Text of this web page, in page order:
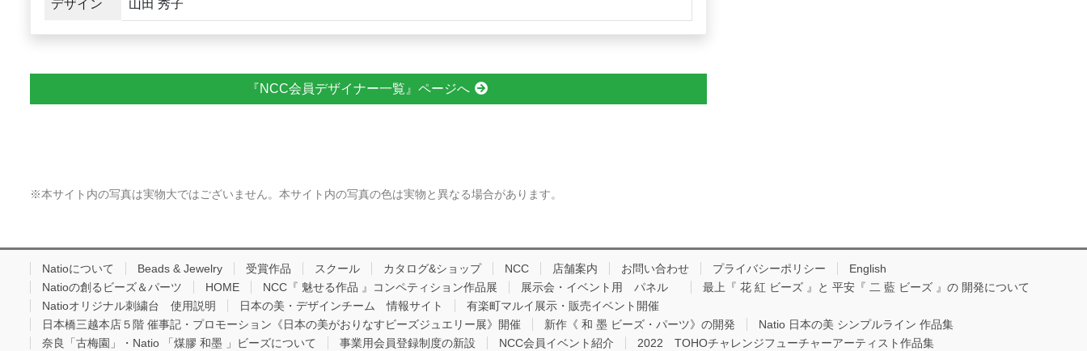
デザイン 山田 秀子
『NCC会員デザイナー一覧』ページへ
※本サイト内の写真は実物大ではございません。本サイト内の写真の色は実物と異なる場合があります。
Natioについて Beads & Jewelry 受賞作品 スクール カタログ&ショップ NCC 店舗案内 お問い合わせ プライバシーポリシー
English
Natioの創るビーズ＆パーツ
HOME NCC『 魅せる作品 』コンペティション作品展 展示会・イベント用 パネル
最上『 花 紅 ビーズ 』と 平安『 二 藍 ビーズ 』の 開発について
Natioオリジナル刺繍台 使用説明
日本の美・デザインチーム 情報サイト
有楽町マルイ展示・販売イベント開催
日本橋三越本店５階 催事記・プロモーション《日本の美がおりなすビーズジュエリー展》開催
新作《 和 墨 ビーズ・パーツ》の開発
Natio 日本の美 シンプルライン 作品集
奈良「古梅園」・Natio 「煤膠 和墨 」ビーズについて
事業用会員登録制度の新設 NCC会員イベント紹介
2022 TOHOチャレンジフューチャーアーティスト作品集